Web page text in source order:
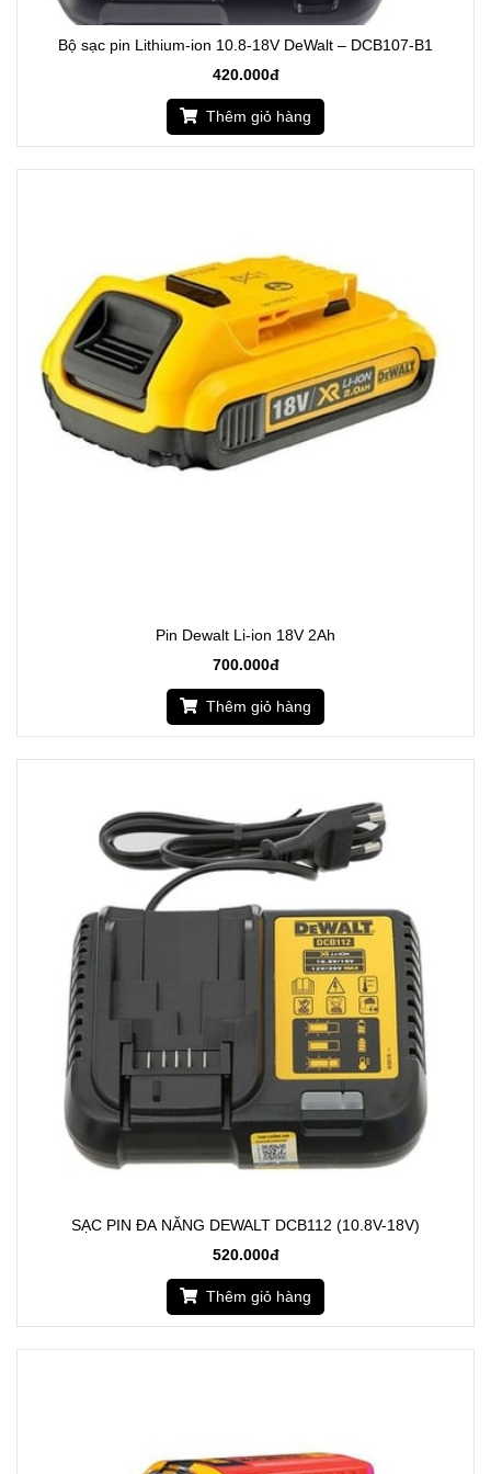
Bộ sạc pin Lithium-ion 10.8-18V DeWalt – DCB107-B1
420.000đ
Thêm giỏ hàng
Pin Dewalt Li-ion 18V 2Ah
700.000đ
Thêm giỏ hàng
SẠC PIN ĐA NĂNG DEWALT DCB112 (10.8V-18V)
520.000đ
Thêm giỏ hàng